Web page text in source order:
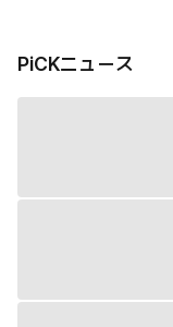
PiCKニュース